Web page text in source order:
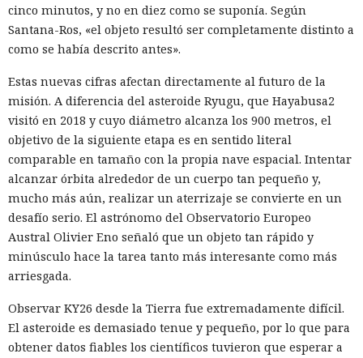
cinco minutos, y no en diez como se suponía. Según
Santana-Ros, «el objeto resultó ser completamente distinto a
como se había descrito antes».
Estas nuevas cifras afectan directamente al futuro de la
misión. A diferencia del asteroide Ryugu, que Hayabusa2
visitó en 2018 y cuyo diámetro alcanza los 900 metros, el
objetivo de la siguiente etapa es en sentido literal
comparable en tamaño con la propia nave espacial. Intentar
alcanzar órbita alrededor de un cuerpo tan pequeño y,
mucho más aún, realizar un aterrizaje se convierte en un
desafío serio. El astrónomo del Observatorio Europeo
Austral Olivier Eno señaló que un objeto tan rápido y
minúsculo hace la tarea tanto más interesante como más
arriesgada.
Observar KY26 desde la Tierra fue extremadamente difícil.
El asteroide es demasiado tenue y pequeño, por lo que para
obtener datos fiables los científicos tuvieron que esperar a